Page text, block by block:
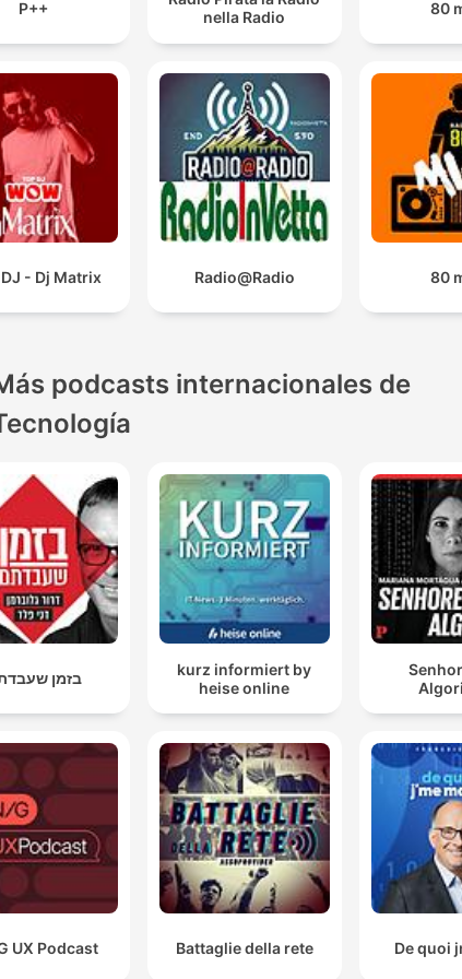
P++
nella Radio
80
- Dj Matrix Radio@Radio 80
podcasts internacionales de
בזמן
kurz informiert by
heise online
UX Podcast Battaglie della rete De quoi